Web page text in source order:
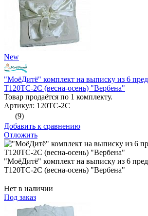
New
"МоёДитё" комплект на выписку из 6
Т120ТС-2С (весна-осень) "Вербена"
Товар продаётся по 1 комплекту.
Артикул: 120ТС-2С
(9)
Добавить к сравнению
Отложить
"МоёДитё" комплект на выписку из 6
Т120ТС-2С (весна-осень) "Вербена"
Нет в наличии
Под заказ